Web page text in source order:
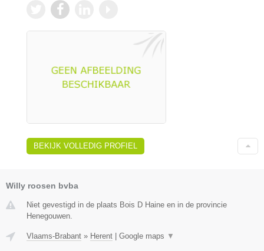
BEKIJK VOLLEDIG PROFIEL
Willy roosen bvba
Niet gevestigd in de plaats Bois D Haine en in de provincie
Henegouwen.
Vlaams-Brabant » Herent Google maps ▼